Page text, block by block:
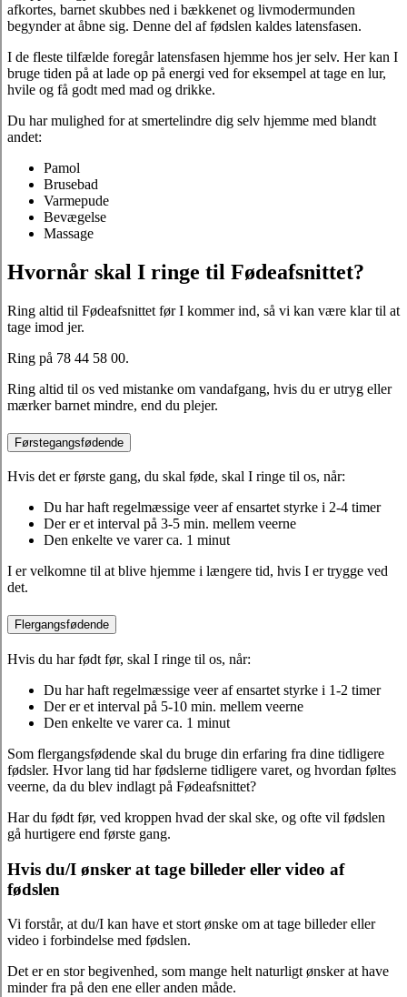
afkortes, barnet skubbes ned i bækkenet og livmodermunden
begynder at åbne sig. Denne del af fødslen kaldes latensfasen.
I de fleste tilfælde foregår latensfasen hjemme hos jer selv. Her kan I
bruge tiden på at lade op på energi ved for eksempel at tage en lur,
hvile og få godt med mad og drikke.
Du har mulighed for at smertelindre dig selv hjemme med blandt
andet:
Pamol
Brusebad
Varmepude
Bevægelse
Massage
Hvornår skal I ringe til Fødeafsnittet?
Ring altid til Fødeafsnittet før I kommer ind, så vi kan være klar til at
tage imod jer.
Ring på 78 44 58 00.
Ring altid til os ved mistanke om vandafgang, hvis du er utryg eller
mærker barnet mindre, end du plejer.
Førstegangsfødende
Hvis det er første gang, du skal føde, skal I ringe til os, når:
Du har haft regelmæssige veer af ensartet styrke i 2-4 timer
Der er et interval på 3-5 min. mellem veerne
Den enkelte ve varer ca. 1 minut
I er velkomne til at blive hjemme i længere tid, hvis I er trygge ved
det.
Flergangsfødende
Hvis du har født før, skal I ringe til os, når:
Du har haft regelmæssige veer af ensartet styrke i 1-2 timer
Der er et interval på 5-10 min. mellem veerne
Den enkelte ve varer ca. 1 minut
Som flergangsfødende skal du bruge din erfaring fra dine tidligere
fødsler. Hvor lang tid har fødslerne tidligere varet, og hvordan føltes
veerne, da du blev indlagt på Fødeafsnittet?
Har du født før, ved kroppen hvad der skal ske, og ofte vil fødslen
gå hurtigere end første gang.
Hvis du/I ønsker at tage billeder eller video af
fødslen
Vi forstår, at du/I kan have et stort ønske om at tage billeder eller
video i forbindelse med fødslen.
Det er en stor begivenhed, som mange helt naturligt ønsker at have
minder fra på den ene eller anden måde.